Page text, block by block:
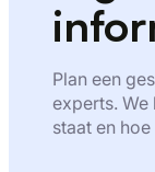
Plan een
experts.
staat en